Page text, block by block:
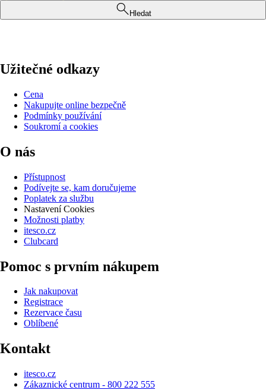
Hledat
Užitečné odkazy
Cena
Nakupujte online bezpečně
Podmínky používání
Soukromí a cookies
O nás
Přístupnost
Podívejte se, kam doručujeme
Poplatek za službu
Nastavení Cookies
Možnosti platby
itesco.cz
Clubcard
Pomoc s prvním nákupem
Jak nakupovat
Registrace
Rezervace času
Oblíbené
Kontakt
itesco.cz
Zákaznické centrum - 800 222 555